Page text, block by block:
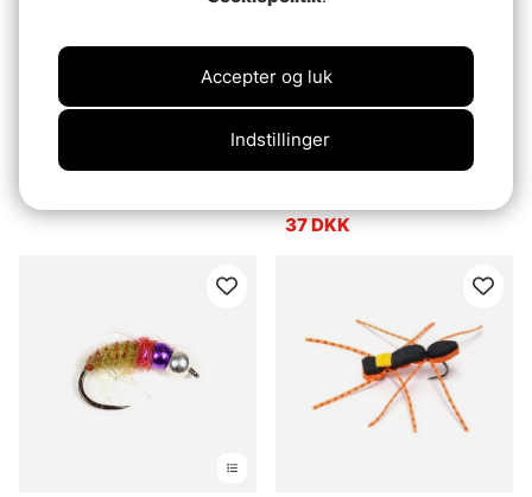
Guideline Konkagorva Fly
64 DKK
Guideline Mallard
37 DKK
Indstillinger
Accepter og luk